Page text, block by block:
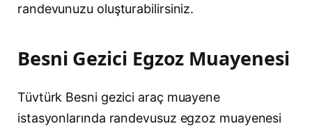
randevunuzu oluşturabilirsiniz.
Besni Gezici Egzoz Muayenesi
Tüvtürk Besni gezici araç muayene
istasyonlarında randevusuz egzoz muayenesi